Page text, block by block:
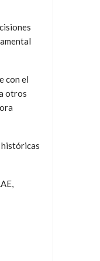
con el
otros
históricas